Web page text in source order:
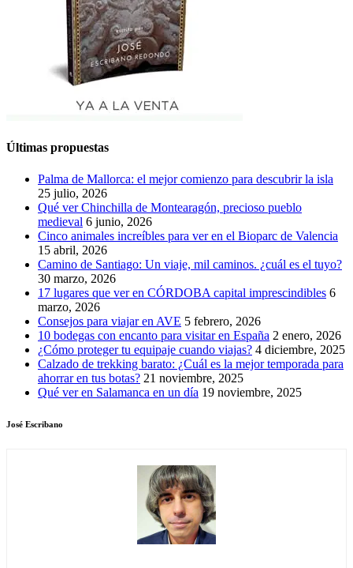
Últimas propuestas
Palma de Mallorca: el mejor comienzo para descubrir la isla
25 julio, 2026
Qué ver Chinchilla de Montearagón, precioso pueblo
medieval 6 junio, 2026
Cinco animales increíbles para ver en el Bioparc de Valencia
15 abril, 2026
Camino de Santiago: Un viaje, mil caminos. ¿cuál es el tuyo?
30 marzo, 2026
17 lugares que ver en CÓRDOBA capital imprescindibles 6
marzo, 2026
Consejos para viajar en AVE 5 febrero, 2026
10 bodegas con encanto para visitar en España 2 enero, 2026
¿Cómo proteger tu equipaje cuando viajas? 4 diciembre, 2025
Calzado de trekking barato: ¿Cuál es la mejor temporada para
ahorrar en tus botas? 21 noviembre, 2025
Qué ver en Salamanca en un día 19 noviembre, 2025
José Escribano